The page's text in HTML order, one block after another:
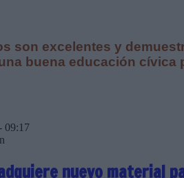
son excelentes y
buena educación cívica
09:17
nuevo material